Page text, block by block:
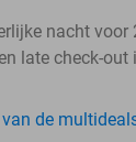
nacht
late check-out
de